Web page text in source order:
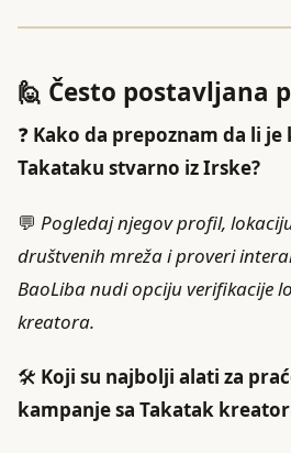
🙋 Često postavljana
❓ Kako da prepoznam da li
Takataku stvarno iz Irske?
💬 Pogledaj njegov profil,
društvenih mreža i proveri
BaoLiba nudi opciju verifikacije
kreatora.
🛠️ Koji su najbolji alati za
kampanje sa Takatak